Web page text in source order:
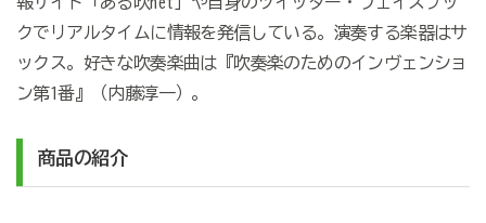
クでリアルタイムに情報を発信している。演奏する楽器はサ
ックス。好きな吹奏楽曲は『吹奏楽のためのインヴェンショ
ン第1番』（内藤淳一）。
商品の紹介